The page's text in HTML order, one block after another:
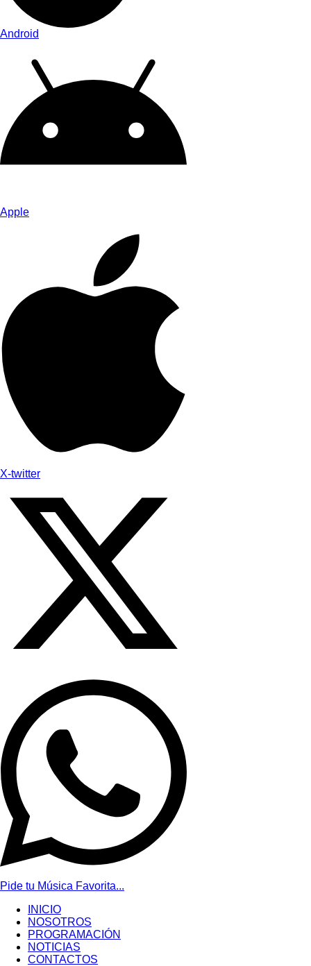
Android
Apple
X-twitter
Pide tu Música Favorita...
INICIO
NOSOTROS
PROGRAMACIÓN
NOTICIAS
CONTACTOS